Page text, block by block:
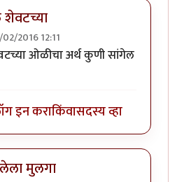
2016 12:11
ओळीचा अर्थ कुणी सांगेल
इन कराकिंवासदस्य व्हा
मुलगा